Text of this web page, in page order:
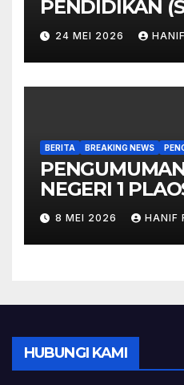
PENDIDIKAN
PLAOSAN 13-22
24 MEI 2026
BERITA BREAKING NEWS
NEGERI 1
PELAJARAN
8 MEI 2026 HANIF
HUBUNGI KAMI